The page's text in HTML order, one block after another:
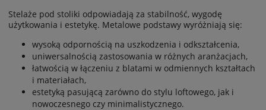
Stelaże pod stoliki odpowiadają za stabilność, wygodę
użytkowania i estetykę. Metalowe podstawy wyróżniają się:
wysoką odpornością na uszkodzenia i odkształcenia,
uniwersalnością zastosowania w różnych aranżacjach,
łatwością w łączeniu z blatami w odmiennych kształtach
i materiałach,
estetyką pasującą zarówno do stylu loftowego, jak i
nowoczesnego czy minimalistycznego.